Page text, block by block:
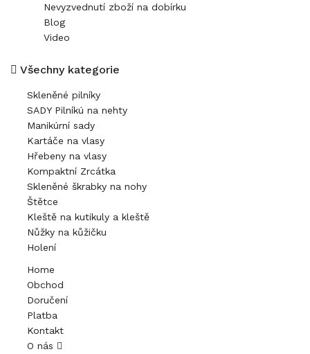
Nevyzvednutí zboží na dobírku
Blog
Video
Všechny kategorie
Skleněné pilníky
SADY Pilníkú na nehty
Manikúrní sady
Kartáče na vlasy
Hřebeny na vlasy
Kompaktní Zrcátka
Skleněné škrabky na nohy
Štětce
Kleště na kutikuly a kleště
Nůžky na kůžičku
Holení
Home
Obchod
Doručení
Platba
Kontakt
O nás